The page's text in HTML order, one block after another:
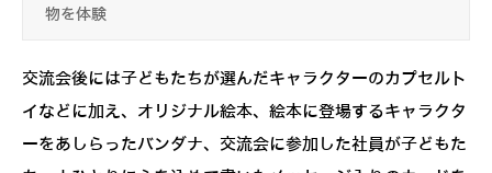
物を体験
交流会後には子どもたちが選んだキャラクターのカプセルト
イなどに加え、オリジナル絵本、絵本に登場するキャラクタ
ーをあしらったバンダナ、交流会に参加した社員が子どもた